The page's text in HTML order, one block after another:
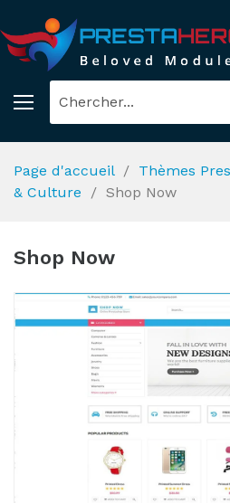
Page d'accueil Thèmes
& Culture
Shop Now
Shop Now